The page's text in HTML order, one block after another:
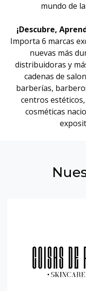
mundo de
¡Descubre,
Importa 6 marcas
nuevas más
distribuidoras y
cadenas de
barberías,
centros
cosméticas